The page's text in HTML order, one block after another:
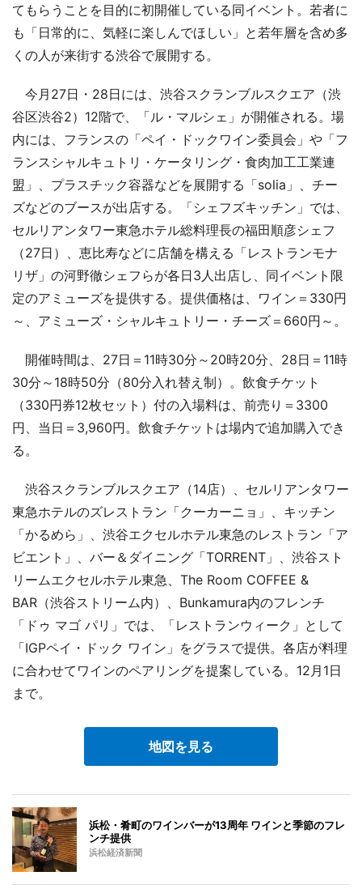
てもらうことを目的に初開催している同イベント。若者に
も「日常的に、気軽に楽しんでほしい」と若年層を含め多
くの人が来街する渋谷で展開する。
今月27日・28日には、渋谷スクランブルスクエア（渋
谷区渋谷2）12階で、「ル・マルシェ」が開催される。場
内には、フランスの「ペイ・ドックワイン委員会」や「フ
ランスシャルキュトリ・ケータリング・食肉加工工業連
盟」、プラスチック容器などを展開する「solia」、チー
ズなどのブースが出店する。「シェフズキッチン」では、
セルリアンタワー東急ホテル総料理長の福田順彦シェフ
（27日）、恵比寿などに店舗を構える「レストランモナ
リザ」の河野徹シェフらが各日3人出店し、同イベント限
定のアミューズを提供する。提供価格は、ワイン＝330円
～、アミューズ・シャルキュトリー・チーズ＝660円～。
開催時間は、27日＝11時30分～20時20分、28日＝11時
30分～18時50分（80分入れ替え制）。飲食チケット
（330円券12枚セット）付の入場料は、前売り＝3300
円、当日＝3,960円。飲食チケットは場内で追加購入でき
る。
渋谷スクランブルスクエア（14店）、セルリアンタワー
東急ホテルのズレストラン「クーカーニョ」、キッチン
「かるめら」、渋谷エクセルホテル東急のレストラン「ア
ビエント」、バー＆ダイニング「TORRENT」、渋谷スト
リームエクセルホテル東急、The Room COFFEE &
BAR（渋谷ストリーム内）、Bunkamura内のフレンチ
「ドゥ マゴ パリ」では、「レストランウィーク」として
「IGPペイ・ドック ワイン」をグラスで提供。各店が料理
に合わせてワインのペアリングを提案している。12月1日
まで。
地図を見る
浜松・肴町のワインバーが13周年 ワインと季節のフレ
ンチ提供
浜松経済新聞